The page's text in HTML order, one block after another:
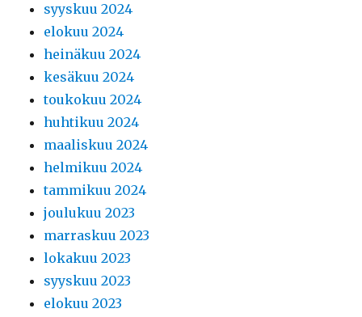
syyskuu 2024
elokuu 2024
heinäkuu 2024
kesäkuu 2024
toukokuu 2024
huhtikuu 2024
maaliskuu 2024
helmikuu 2024
tammikuu 2024
joulukuu 2023
marraskuu 2023
lokakuu 2023
syyskuu 2023
elokuu 2023